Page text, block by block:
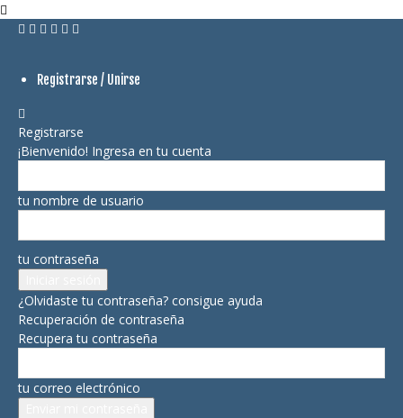
Registrarse / Unirse
Registrarse
¡Bienvenido! Ingresa en tu cuenta
tu nombre de usuario
tu contraseña
¿Olvidaste tu contraseña? consigue ayuda
Recuperación de contraseña
Recupera tu contraseña
tu correo electrónico